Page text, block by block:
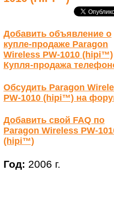
Добавить объявление о
купле-продаже Paragon
Wireless PW-1010 (hipi™)
Купля-продажа
Обсудить Paragon
PW-1010 (hipi™) на
Добавить свой FAQ по
Paragon Wireless PW-
(hipi™)
Год: 2006 г.